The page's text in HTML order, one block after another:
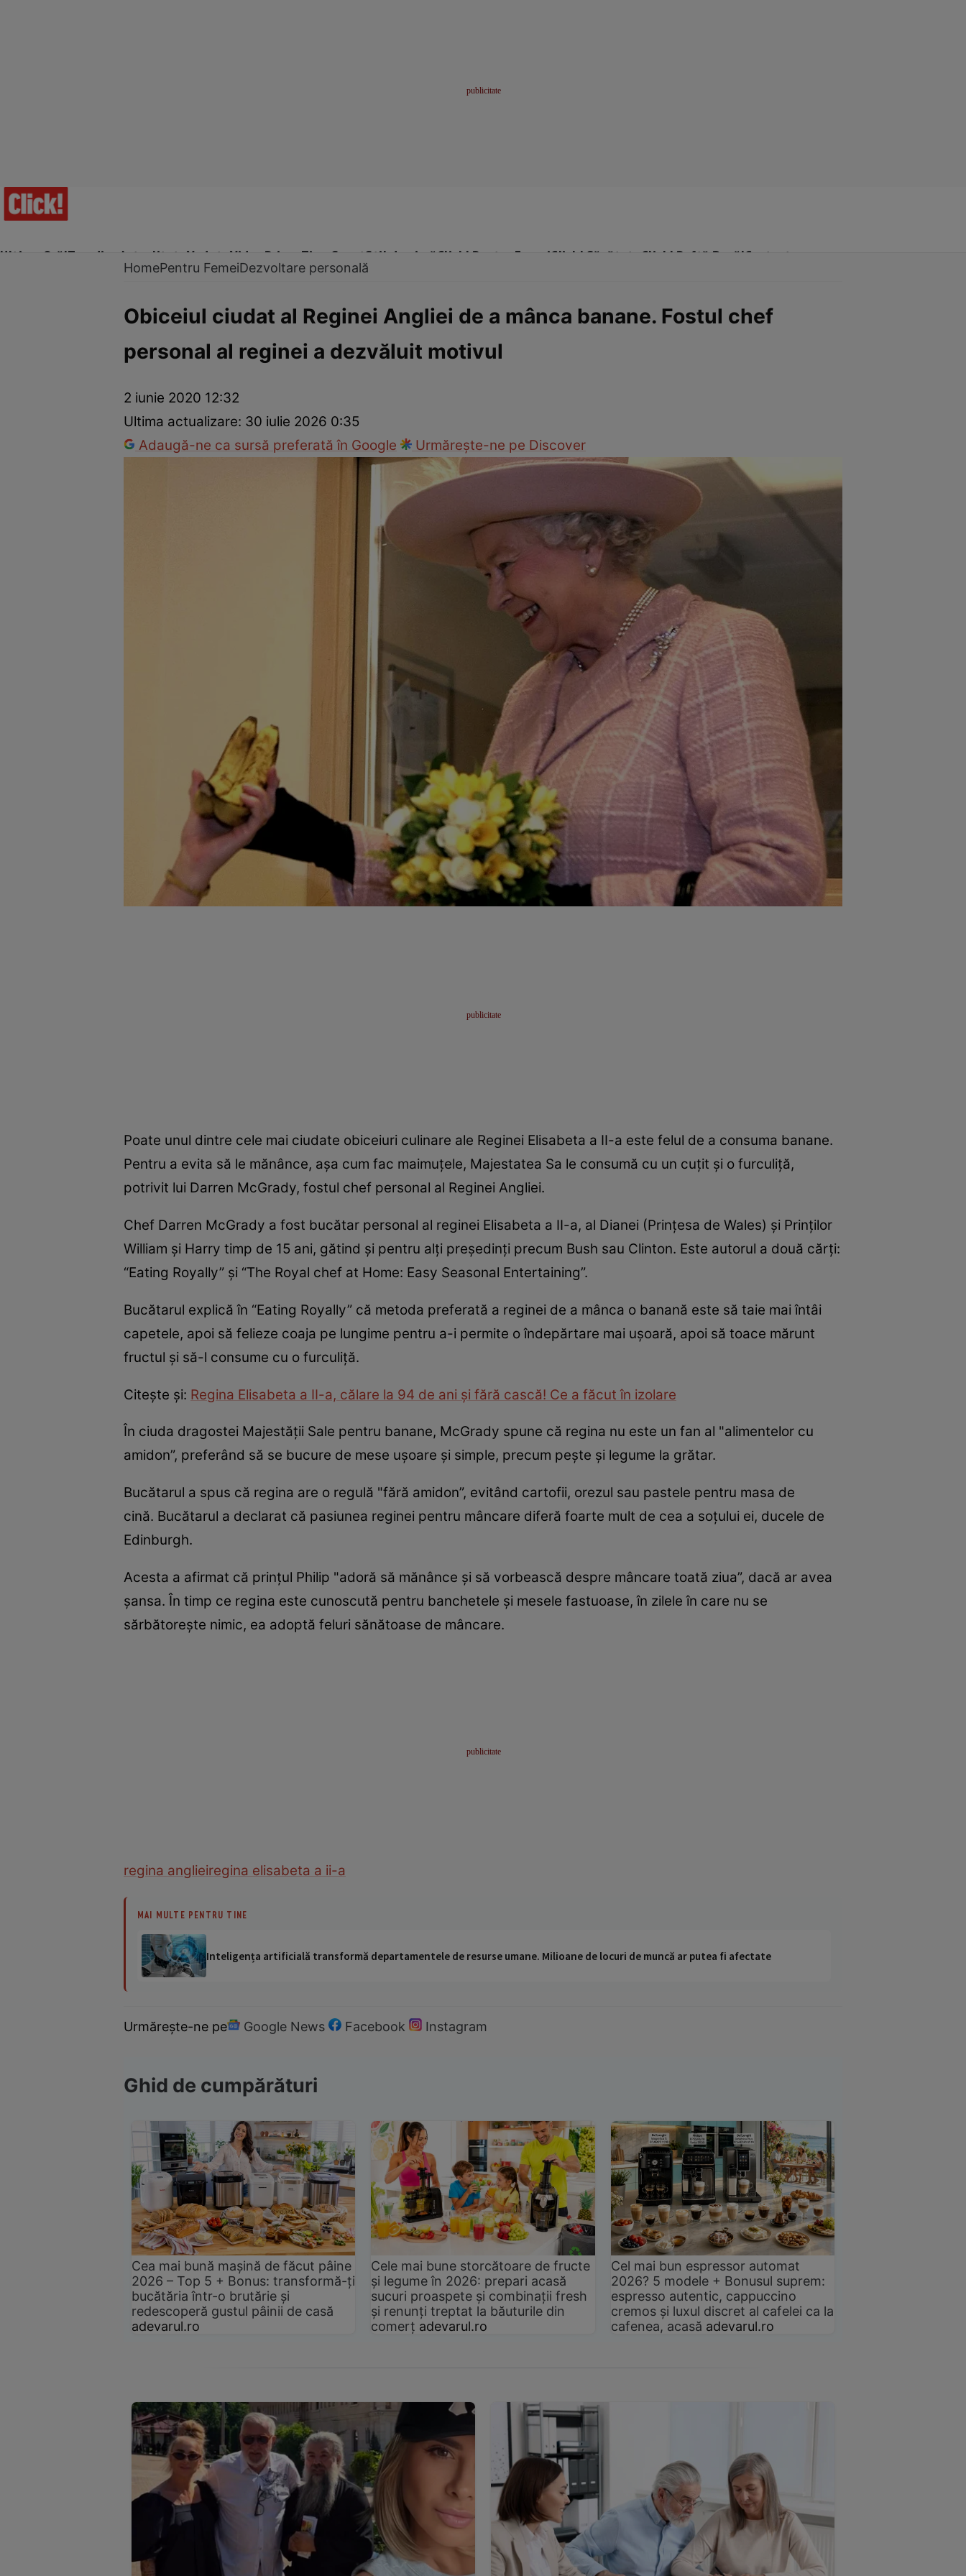
Ultima Oră!Trending Actualitate Vedete Video Prime Time SportStil de viațăClick! Pentru FemeiClick! Sănătate Click! Poftă Bună!Contact
Dezvoltare personalăÎngrijire personală Casă și grădinăModă
HomePentru FemeiDezvoltare personală
Obiceiul ciudat al Reginei Angliei de a mânca banane. Fostul chef
personal al reginei a dezvăluit motivul
2 iunie 2020 12:32
Ultima actualizare: 30 iulie 2026 0:35
Adaugă-ne ca sursă preferată în Google
Urmărește-ne pe Discover
Poate unul dintre cele mai ciudate obiceiuri culinare ale Reginei Elisabeta a II-a este felul de a consuma banane.
Pentru a evita să le mănânce, aşa cum fac maimuţele, Majestatea Sa le consumă cu un cuţit şi o furculiţă,
potrivit lui Darren McGrady, fostul chef personal al Reginei Angliei.
Chef Darren McGrady a fost bucătar personal al reginei Elisabeta a II-a, al Dianei (Prinţesa de Wales) şi Prinţilor
William şi Harry timp de 15 ani, gătind şi pentru alţi preşedinţi precum Bush sau Clinton. Este autorul a două cărţi:
“Eating Royally” şi “The Royal chef at Home: Easy Seasonal Entertaining”.
Bucătarul explică în “Eating Royally” că metoda preferată a reginei de a mânca o banană este să taie mai întâi
capetele, apoi să felieze coaja pe lungime pentru a-i permite o îndepărtare mai uşoară, apoi să toace mărunt
fructul şi să-l consume cu o furculiţă.
Citeşte şi: Regina Elisabeta a II-a, călare la 94 de ani şi fără cască! Ce a făcut în izolare
În ciuda dragostei Majestăţii Sale pentru banane, McGrady spune că regina nu este un fan al "alimentelor cu
amidon”, preferând să se bucure de mese uşoare şi simple, precum peşte şi legume la grătar.
Bucătarul a spus că regina are o regulă "fără amidon”, evitând cartofii, orezul sau pastele pentru masa de
cină. Bucătarul a declarat că pasiunea reginei pentru mâncare diferă foarte mult de cea a soţului ei, ducele de
Edinburgh.
Acesta a afirmat că prinţul Philip "adoră să mănânce şi să vorbească despre mâncare toată ziua”, dacă ar avea
şansa. În timp ce regina este cunoscută pentru banchetele şi mesele fastuoase, în zilele în care nu se
sărbătoreşte nimic, ea adoptă feluri sănătoase de mâncare.
regina anglieiregina elisabeta a ii-a
MAI MULTE PENTRU TINE
Inteligența artificială transformă departamentele de resurse umane. Milioane de locuri de muncă ar putea fi afectate
Urmărește-ne pe Google News Facebook Instagram
Ghid de cumpărături
Cea mai bună mașină de făcut pâine
2026 – Top 5 + Bonus: transformă-ți
bucătăria într-o brutărie și
redescoperă gustul pâinii de casă
adevarul.ro
Cele mai bune storcătoare de fructe
și legume în 2026: prepari acasă
sucuri proaspete și combinații fresh
și renunți treptat la băuturile din
comerț adevarul.ro
Cel mai bun espressor automat
2026? 5 modele + Bonusul suprem:
espresso autentic, cappuccino
cremos și luxul discret al cafelei ca la
cafenea, acasă adevarul.ro